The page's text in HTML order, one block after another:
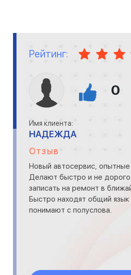
Рейтинг:
0
Имя клиента:
НАДЕЖДА
Отзыв
Новый автосервис, опытные
Делают быстро и не
записать на ремонт в
Быстро находят общий
понимают с полуслова.